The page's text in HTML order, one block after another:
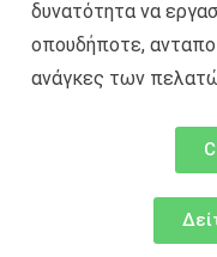
δυνατότητα να
οπουδήποτε,
ανάγκες των